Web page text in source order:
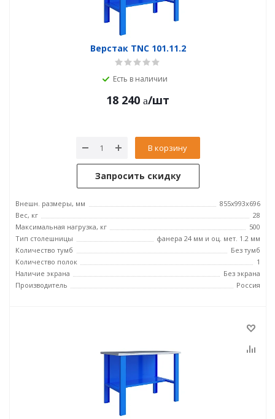
Верстак TNC 101.11.2
Есть в наличии
18 240 /шт
В корзину
Запросить скидку
Внешн. размеры, мм
855x993x696
Вес, кг
28
Максимальная нагрузка, кг
500
Тип столешницы
фанера 24 мм и оц. мет. 1.2 мм
Количество тумб
Без тумб
Количество полок
1
Наличие экрана
Без экрана
Производитель
Россия